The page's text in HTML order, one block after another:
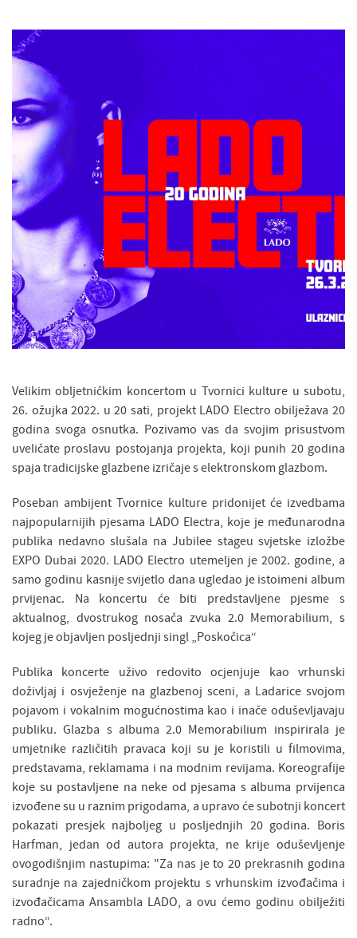
Velikim obljetničkim koncertom u Tvornici kulture u subotu,
26. ožujka 2022. u 20 sati, projekt LADO Electro obilježava 20
godina svoga osnutka. Pozivamo vas da svojim prisustvom
uveličate proslavu postojanja projekta, koji punih 20 godina
spaja tradicijske glazbene izričaje s elektronskom glazbom.
Poseban ambijent Tvornice kulture pridonijet će izvedbama
najpopularnijih pjesama LADO Electra, koje je međunarodna
publika nedavno slušala na Jubilee stageu svjetske izložbe
EXPO Dubai 2020. LADO Electro utemeljen je 2002. godine, a
samo godinu kasnije svijetlo dana ugledao je istoimeni album
prvijenac. Na koncertu će biti predstavljene pjesme s
aktualnog, dvostrukog nosača zvuka 2.0 Memorabilium, s
kojeg je objavljen posljednji singl „Poskočica“
Publika koncerte uživo redovito ocjenjuje kao vrhunski
doživljaj i osvježenje na glazbenoj sceni, a Ladarice svojom
pojavom i vokalnim mogućnostima kao i inače oduševljavaju
publiku. Glazba s albuma 2.0 Memorabilium inspirirala je
umjetnike različitih pravaca koji su je koristili u filmovima,
predstavama, reklamama i na modnim revijama. Koreografije
koje su postavljene na neke od pjesama s albuma prvijenca
izvođene su u raznim prigodama, a upravo će subotnji koncert
pokazati presjek najboljeg u posljednjih 20 godina. Boris
Harfman, jedan od autora projekta, ne krije oduševljenje
ovogodišnjim nastupima: "Za nas je to 20 prekrasnih godina
suradnje na zajedničkom projektu s vrhunskim izvođačima i
izvođačicama Ansambla LADO, a ovu ćemo godinu obilježiti
radno“.